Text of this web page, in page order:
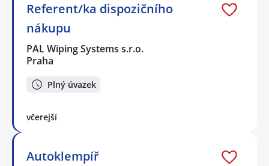
Referent/ka dispozičního
nákupu
PAL Wiping Systems s.r.o.
Praha
Plný úvazek
včerejší
Autoklempíř